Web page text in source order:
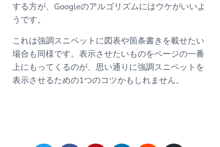
する方が、Googleのアルゴリズムにはウケがいいよ
うです。
これは強調スニペットに図表や箇条書きを載せたい
場合も同様です。表示させたいものをページの一番
上にもってくるのが、思い通りに強調スニペットを
表示させるための1つのコツかもしれません。